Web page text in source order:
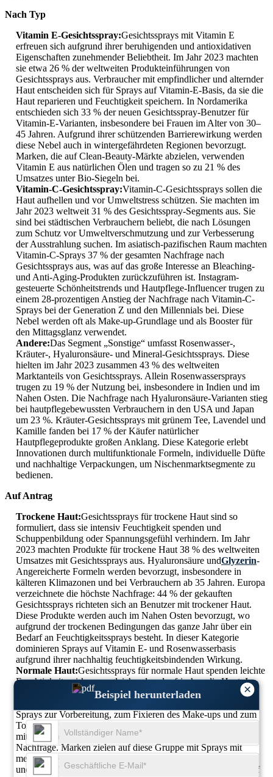
×
Beispiel herunterladen
Nach Typ
Vitamin E-Gesichtsspray:Gesichtssprays mit Vitamin E
erfreuen sich aufgrund ihrer beruhigenden und antioxidativen
Eigenschaften zunehmender Beliebtheit. Im Jahr 2023 machten
sie etwa 26 % der weltweiten Produkteinführungen von
Gesichtssprays aus. Verbraucher mit empfindlicher und alternder
Haut entscheiden sich für Sprays auf Vitamin-E-Basis, da sie die
Haut reparieren und Feuchtigkeit speichern. In Nordamerika
entschieden sich 33 % der neuen Gesichtsspray-Benutzer für
Vitamin-E-Varianten, insbesondere bei Frauen im Alter von 30–
45 Jahren. Aufgrund ihrer schützenden Barrierewirkung werden
diese Nebel auch in wintergefährdeten Regionen bevorzugt.
Marken, die auf Clean-Beauty-Märkte abzielen, verwenden
Vitamin E aus natürlichen Ölen und tragen so zu 21 % des
Umsatzes unter Bio-Siegeln bei.
Vitamin-C-Gesichtsspray:Vitamin-C-Gesichtssprays sollen die
Haut aufhellen und vor Umweltstress schützen. Sie machten im
Jahr 2023 weltweit 31 % des Gesichtsspray-Segments aus. Sie
sind bei städtischen Verbrauchern beliebt, die nach Lösungen
zum Schutz vor Umweltverschmutzung und zur Verbesserung
der Ausstrahlung suchen. Im asiatisch-pazifischen Raum machten
Vitamin-C-Sprays 37 % der gesamten Nachfrage nach
Gesichtssprays aus, was auf das große Interesse an Bleaching-
und Anti-Aging-Produkten zurückzuführen ist. Instagram-
gesteuerte Schönheitstrends und Hautpflege-Influencer trugen zu
einem 28-prozentigen Anstieg der Nachfrage nach Vitamin-C-
Sprays bei der Generation Z und den Millennials bei. Diese
Nebel werden oft als Make-up-Grundlage und als Booster für
den Mittagsglanz verwendet.
Andere:Das Segment „Sonstige“ umfasst Rosenwasser-,
Kräuter-, Hyaluronsäure- und Mineral-Gesichtssprays. Diese
hielten im Jahr 2023 zusammen 43 % des weltweiten
Marktanteils von Gesichtssprays. Allein Rosenwassersprays
trugen zu 19 % der Nutzung bei, insbesondere in Indien und im
Nahen Osten. Die Nachfrage nach Hyaluronsäure-Varianten stieg
bei hautpflegebewussten Verbrauchern in den USA und Japan
um 23 %. Kräuter-Gesichtssprays mit grünem Tee, Lavendel und
Kamille fanden bei 17 % der Käufer natürlicher
Hautpflegeprodukte großen Anklang. Diese Kategorie erlebt
Innovationen durch multifunktionale Formeln, individuelle Düfte
und nachhaltige Verpackungen, um Nischenmarktsegmente zu
bedienen.
Auf Antrag
Trockene Haut:Gesichtssprays für trockene Haut sind so
formuliert, dass sie intensiv Feuchtigkeit spenden und
Schuppenbildung oder Spannungsgefühl verhindern. Im Jahr
2023 machten Produkte für trockene Haut 38 % des weltweiten
Umsatzes mit Gesichtssprays aus. Hyaluronsäure undGlyzerin-
Angereicherte Formeln werden bevorzugt, insbesondere in
kälteren Klimazonen und bei Verbrauchern ab 35 Jahren. Europa
verzeichnete die höchste Nachfrage: 44 % der gekauften
Gesichtssprays richteten sich an Benutzer mit trockener Haut.
Diese Produkte werden auch im Nahen Osten bevorzugt, wo
aufgrund der trockenen Bedingungen das ganze Jahr über ein
Bedarf an Feuchtigkeitssprays besteht. In dieser Kategorie
dominieren Sprays auf Vitamin E- und Rosenwasserbasis
aufgrund ihrer nachhaltig feuchtigkeitsbindenden Wirkung.
Normale Haut:Gesichtssprays für normale Haut spenden leichte
Feuchtigkeit, wirken ausgleichend und erfrischen die Haut. Im
Jahr 2023 hielt dieses Segment etwa 29 % des Marktanteils.
Verbraucher mit normaler Haut suchen häufig nach All-in-One-
Sprays zur Vorbereitung, zum Fixieren des Make-ups und zum
Tonen nach der Reinigung. Der asiatisch-pazifische Raum war
mit 36 ​​% des Umsatzes in dieser Kategorie führend bei der
Nachfrage. Marken zielen auf diese Gruppe mit Sprays mit
mehreren Vorteilen ab, die Lichtschutzfaktor, Pflanzenextrakte
und Anti-Müdigkeits-Wirkungen enthalten. Formulierungen auf